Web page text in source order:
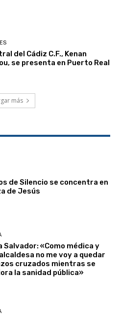
del Cádiz C.F., Kenan
se presenta en Puerto Real
más
de Silencio se concentra en
de Jesús
Salvador: «Como médica y
no me voy a quedar
cruzados mientras se
la sanidad pública»